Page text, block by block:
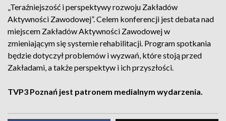
„Teraźniejszość i perspektywy rozwoju Zakładów
Aktywności Zawodowej”. Celem konferencji jest debata nad
miejscem Zakładów Aktywności Zawodowej w
zmieniającym się systemie rehabilitacji. Program spotkania
będzie dotyczył problemów i wyzwań, które stoją przed
Zakładami, a także perspektyw i ich przyszłości.
TVP3 Poznań jest patronem medialnym wydarzenia.